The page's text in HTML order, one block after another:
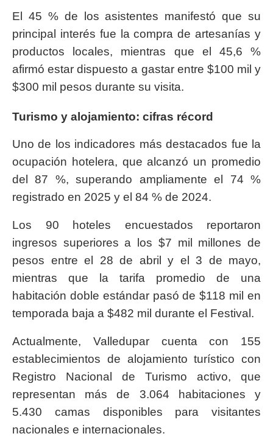
El 45 % de los asistentes manifestó que su
principal interés fue la compra de artesanías y
productos locales, mientras que el 45,6 %
afirmó estar dispuesto a gastar entre $100 mil y
$300 mil pesos durante su visita.
Turismo y alojamiento: cifras récord
Uno de los indicadores más destacados fue la
ocupación hotelera, que alcanzó un promedio
del 87 %, superando ampliamente el 74 %
registrado en 2025 y el 84 % de 2024.
Los 90 hoteles encuestados reportaron
ingresos superiores a los $7 mil millones de
pesos entre el 28 de abril y el 3 de mayo,
mientras que la tarifa promedio de una
habitación doble estándar pasó de $118 mil en
temporada baja a $482 mil durante el Festival.
Actualmente, Valledupar cuenta con 155
establecimientos de alojamiento turístico con
Registro Nacional de Turismo activo, que
representan más de 3.064 habitaciones y
5.430 camas disponibles para visitantes
nacionales e internacionales.